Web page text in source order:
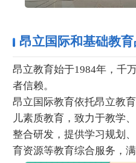
昂立国际和基础教
昂立教育始于1984年，千
者信赖。
昂立国际教育依托昂立教
儿素质教育，致力于教学
整合研发，提供学习规划
育资源等教育综合服务，